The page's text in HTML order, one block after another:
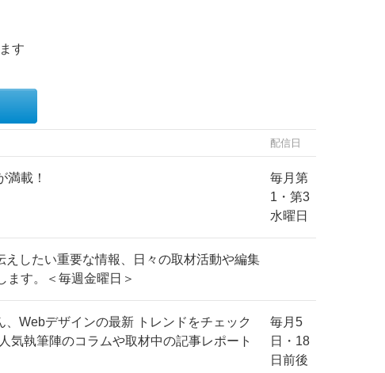
す
配信日
満載！
毎月第
1・第3
水曜日
したい重要な情報、日々の取材活動や編集
ます。＜毎週金曜日＞
Webデザインの最新 トレンドをチェック
気執筆陣のコラムや取材中の記事レポート
毎月5
日・18
日前後